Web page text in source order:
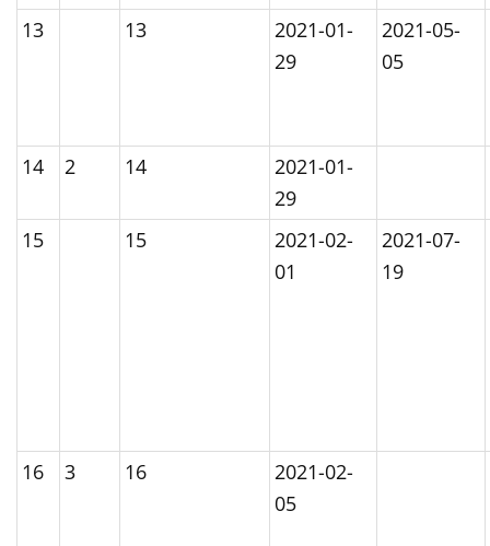
13 13
2021-01-
29
2021-05-
05
14 2 14
2021-01-
29
15
15
2021-02-
01
2021-07-
19
16 3 16
2021-02-
05